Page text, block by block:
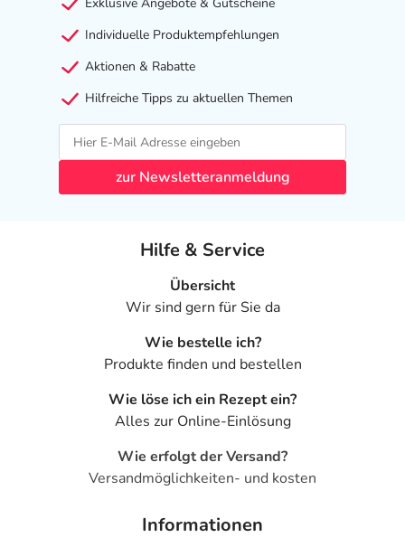
Individuelle Produktempfehlungen
Aktionen & Rabatte
Hilfreiche Tipps zu aktuellen Themen
zur Newsletteranmeldung
Hilfe & Service
Übersicht
Wir sind gern für Sie da
Wie bestelle ich?
Produkte finden und bestellen
Wie löse ich ein Rezept ein?
Alles zur Online-Einlösung
Wie erfolgt der Versand?
Versandmöglichkeiten- und kosten
Informationen